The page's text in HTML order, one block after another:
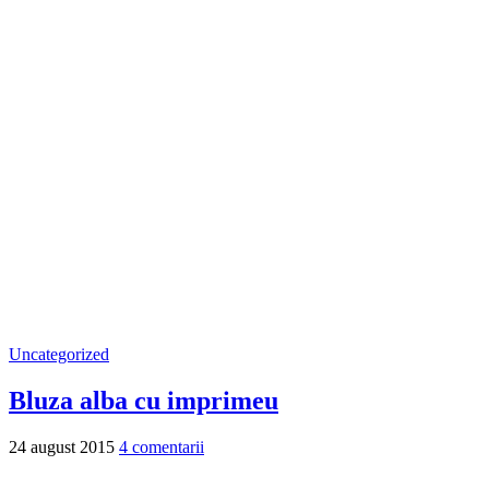
Uncategorized
Bluza alba cu imprimeu
24 august 2015 4 comentarii